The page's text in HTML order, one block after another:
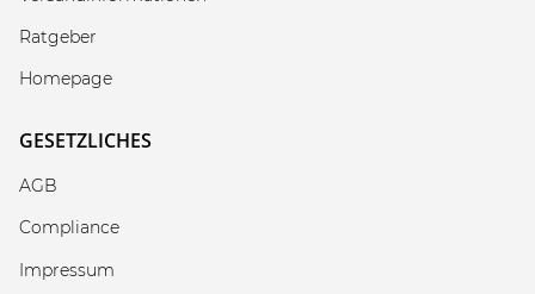
Ratgeber
Homepage
GESETZLICHES
AGB
Compliance
Impressum